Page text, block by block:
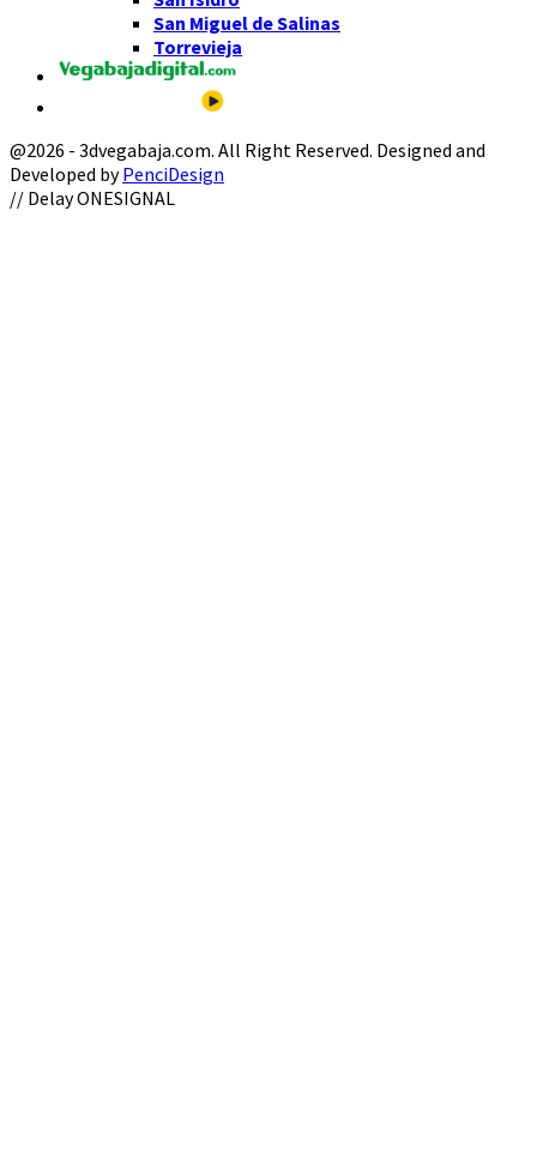
San Miguel de Salinas
Torrevieja
@2026 - 3dvegabaja.com. All Right Reserved. Designed and
Developed byPenciDesign
Facebook
Twitter
Instagram
Youtube
Email
// Delay ONESIGNAL